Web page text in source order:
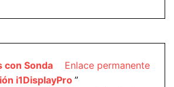
Enlace permanente
con Sonda
i1DisplayPro ”